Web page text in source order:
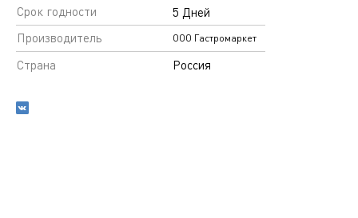
Срок годности
5 Дней
Производитель
ООО Гастромаркет
Страна Россия